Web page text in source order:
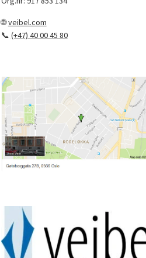
🌐veibel.com
📞 (+47) 40 00 45 80